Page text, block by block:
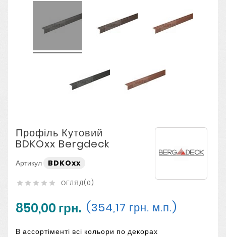
Профіль Кутовий
BDKOxx Bergdeck
Артикул BDKOxx
     ОГЛЯД(0)
850,00 грн. (354,17 грн. м.п.)
В ассортіменті всі кольори по декорах